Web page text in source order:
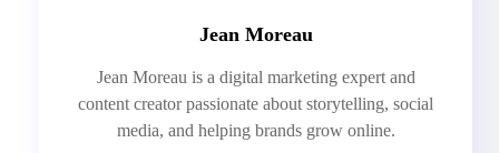
Jean Moreau
Jean Moreau is a digital marketing expert and
content creator passionate about storytelling, social
media, and helping brands grow online.